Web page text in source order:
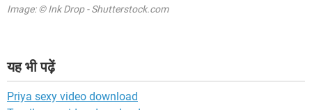
Image: © Ink Drop - Shutterstock.com
यह भी पढ़ें
Priya sexy video download